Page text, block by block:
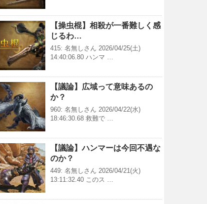
【操虫棍】相殺が一番難しく感
じるわ…
415: 名無しさん 2026/04/25(土)
14:40:06.80 ハンマ …
【議論】広域って意味あるの
か？
960: 名無しさん 2026/04/22(水)
18:46:30.68 救難で …
【議論】ハンマーは今回不遇な
のか？
449: 名無しさん 2026/04/21(火)
13:11:32.40 このス …